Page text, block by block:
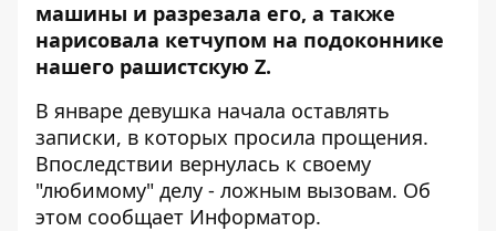
машины и разрезала его, а также
нарисовала кетчупом на подоконнике
нашего рашистскую Z.
В январе девушка начала оставлять
записки, в которых просила прощения.
Впоследствии вернулась к своему
"любимому" делу - ложным вызовам. Об
этом сообщает Информатор.